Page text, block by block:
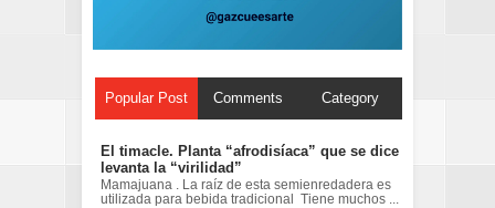
Popular Post Comments Category
El timacle. Planta “afrodisíaca” que se dice
levanta la “virilidad”
Mamajuana . La raíz de esta semienredadera es
utilizada para bebida tradicional Tiene muchos ...